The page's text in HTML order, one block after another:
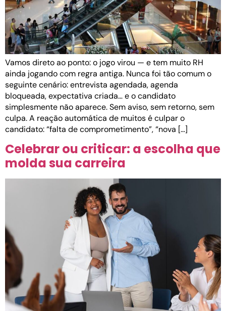
Vamos direto ao ponto: o jogo virou — e tem muito RH
ainda jogando com regra antiga. Nunca foi tão comum o
seguinte cenário: entrevista agendada, agenda
bloqueada, expectativa criada… e o candidato
simplesmente não aparece. Sem aviso, sem retorno, sem
culpa. A reação automática de muitos é culpar o
candidato: “falta de comprometimento”, “nova […]
Celebrar ou criticar: a escolha que
molda sua carreira